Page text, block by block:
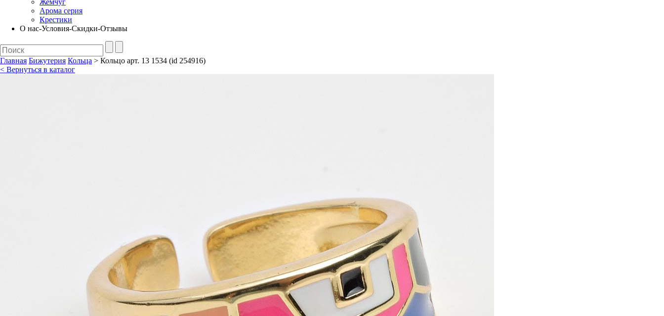
Жемчуг
Арома серия
Крестики
О нас-Условия-Скидки-Отзывы
Главная Бижутерия Кольца > Кольцо арт. 13 1534 (id 254916)
< Вернуться в каталог